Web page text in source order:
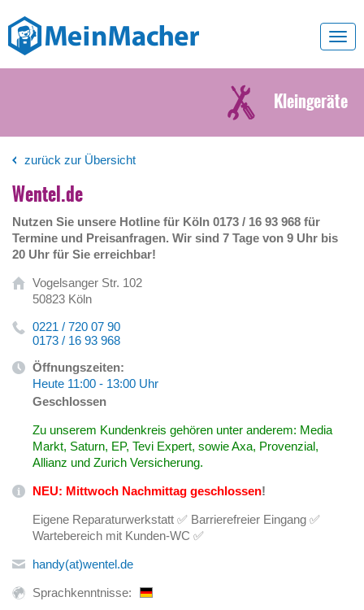
Kleingeräte
zurück zur Übersicht
Wentel.de
Nutzen Sie unsere Hotline für Köln 0173 / 16 93 968 für
Termine und Preisanfragen. Wir sind 7 Tage von 9 Uhr bis
20 Uhr für Sie erreichbar!
Vogelsanger Str. 102
50823 Köln
0221 / 720 07 90
0173 / 16 93 968
Öffnungszeiten:
Heute 11:00 - 13:00 Uhr
Geschlossen
Zu unserem Kundenkreis gehören unter anderem: Media
Markt, Saturn, EP, Tevi Expert, sowie Axa, Provenzial,
Allianz und Zurich Versicherung.
NEU: Mittwoch Nachmittag geschlossen!
Eigene Reparaturwerkstatt ✅ Barrierefreier Eingang ✅
Wartebereich mit Kunden-WC ✅
handy(at)wentel.de
Sprachkenntnisse: